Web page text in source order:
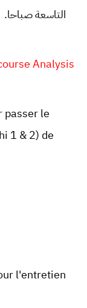
التاسعة صباحا.
Analysis
passer le
1 & 2) de
l'entretien